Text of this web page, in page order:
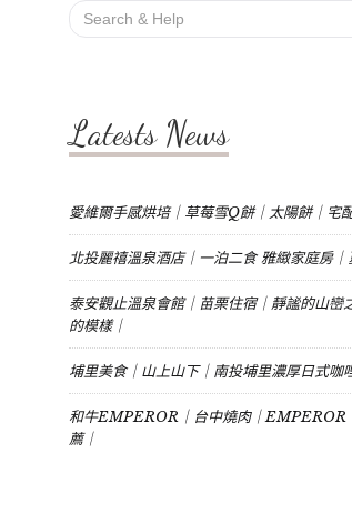
Search
for:
Latests News
愛維爾手感烘培｜草莓雪Q餅｜太陽餅｜宅
北投麗禧溫泉酒店｜一泊二食 雅緻家庭房｜
泰安觀止溫泉會館｜苗栗住宿｜靜謐的山巒
的模樣｜
埔里美食｜山上山下｜南投埔里濃厚日式咖
和牛EMPEROR｜台中燒肉｜EMPEROR
薦｜